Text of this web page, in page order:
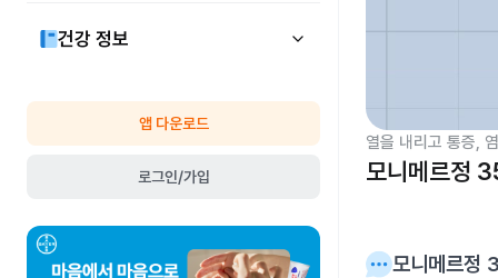
건강 정보
앱 다운로드
로그인/가입
열을 내리고 통증,
모니메르정
모니메르